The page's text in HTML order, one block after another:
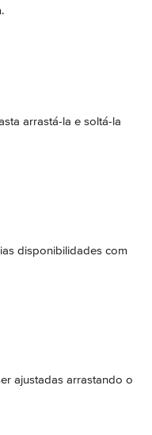
arrastá-la e soltá-la
disponibilidades com
ajustadas arrastando o